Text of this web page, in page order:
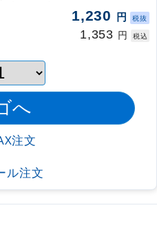
1,230 円 税抜
1,353 円 税込
注文
ル注文